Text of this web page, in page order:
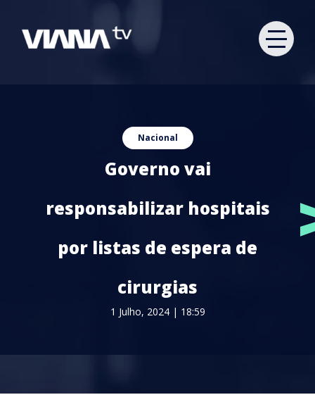
Nacional
Governo vai
responsabilizar hospitais
por listas de espera de
cirurgias
1 Julho, 2024 | 18:59